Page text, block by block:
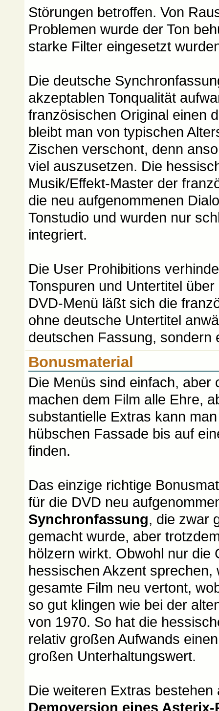
Störungen betroffen. Von
Problemen wurde der Ton
starke Filter eingesetzt
Die deutsche
akzeptablen Tonqualität
französischen Original einen
bleibt man von typischen
Zischen verschont, denn
viel auszusetzen. Die
Musik/Effekt-Master der
die neu aufgenommenen
Tonstudio und wurden nur
integriert.
Die User Prohibitions
Tonspuren und Untertitel
DVD-Menü läßt sich die
ohne deutsche Untertitel
deutschen Fassung, sondern
Bonusmaterial
Die Menüs sind einfach, aber
machen dem Film alle Ehre,
substantielle Extras kann
hübschen Fassade bis auf
finden.
Das einzige richtige
für die DVD neu
Synchronfassung, die zwar
gemacht wurde, aber
hölzern wirkt. Obwohl nur die
hessischen Akzent sprechen,
gesamte Film neu vertont,
so gut klingen wie bei der
von 1970. So hat die
relativ großen Aufwands
großen Unterhaltungswert.
Die weiteren Extras bestehen
Demoversion eines Asterix-